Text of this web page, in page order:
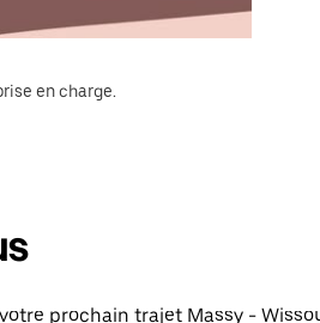
en charge.
prochain trajet Massy -